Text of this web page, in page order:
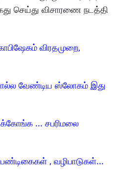
செய்து விசாரணை நடத்தி
விரதமுறை,
வேண்டிய ஸ்லோகம் இது
... சபரிமலை
பண்டிகைகள் , வழிபாடுகள்...